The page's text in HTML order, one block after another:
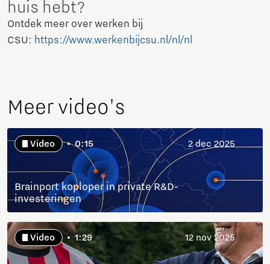
huis hebt?
Ontdek meer over werken bij
CSU: https://www.werkenbijcsu.nl/nl/nl
Meer video's
Video 0:15 2 dec 2025
Brainport koploper in private R&D-
investeringen
Video 1:29 12 nov 2025